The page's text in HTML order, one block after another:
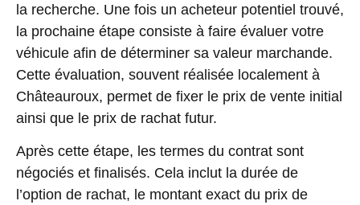
la recherche. Une fois un acheteur potentiel trouvé,
la prochaine étape consiste à faire évaluer votre
véhicule afin de déterminer sa valeur marchande.
Cette évaluation, souvent réalisée localement à
Châteauroux, permet de fixer le prix de vente initial
ainsi que le prix de rachat futur.
Après cette étape, les termes du contrat sont
négociés et finalisés. Cela inclut la durée de
l’option de rachat, le montant exact du prix de